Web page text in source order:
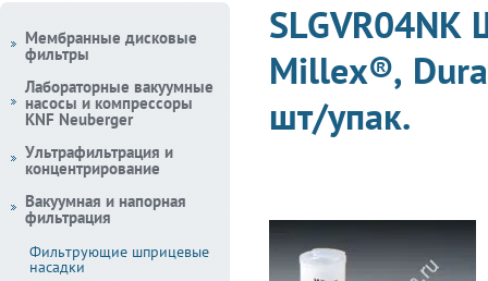
Millex®,
шт/упак.
Мембранные дисковые
фильтры
Лабораторные вакуумные
насосы и компрессоры
KNF Neuberger
Ультрафильтрация и
концентрирование
Вакуумная и напорная
фильтрация
Фильтрующие шприцевые
насадки